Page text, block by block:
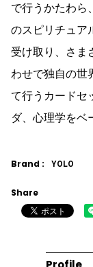
で行うかたわら
のスピリチュア
受け取り、さま
わせで独自の世
て行うカードセ
ダ、心理学をベ
Brand : YOLO
Share